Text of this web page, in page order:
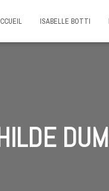
ISABELLE BOTTI